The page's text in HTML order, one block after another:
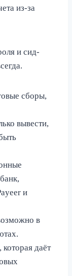
из-за
и сид-
сборы,
вывести,
и
в
даёт